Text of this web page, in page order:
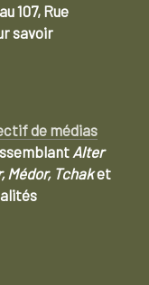
107, Rue
savoir
de médias
Alter
Médor, Tchaket